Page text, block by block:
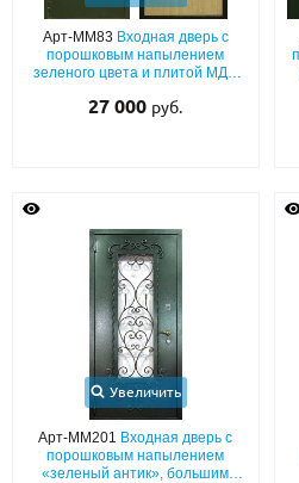
ПН-СБ - с 9:00 до
+7 (495)
Каталог
Арт-ММ83 Входная дверь с
порошковым напылением
зеленого цвета и плитой МДФ
27 000 руб.
Увеличить
Арт-ММ201 Входная дверь с
порошковым напылением
«зеленый антик», большим